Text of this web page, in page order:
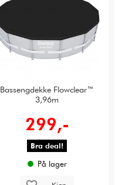
Bassengdekke Flowclear™
3,96m
299,-
Bra deal!
På lager